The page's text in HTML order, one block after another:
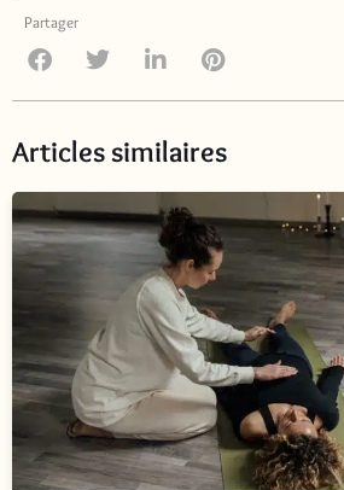
Partager
Articles similaires